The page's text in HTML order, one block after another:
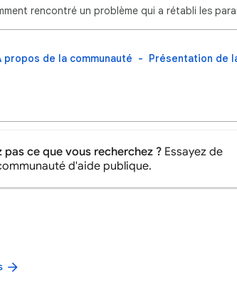
propos de la communauté Présentation de
pas ce que vous recherchez ? Essayez de
d'aide publique.